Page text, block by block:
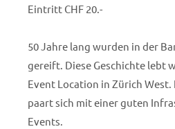
Eintritt CHF 20.-
50 Jahre lang wurden in der
gereift. Diese Geschichte lebt
Event Location in Zürich
paart sich mit einer guten
Events.